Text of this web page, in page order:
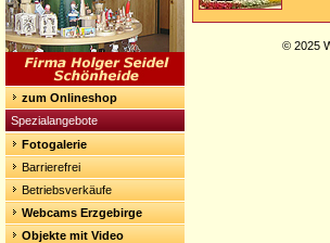
zum Onlineshop
Spezialangebote
Fotogalerie
Barrierefrei
Betriebsverkäufe
Webcams Erzgebirge
Objekte mit Video
© 2025